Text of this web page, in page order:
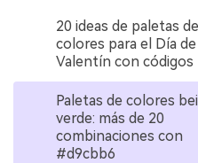
20 ideas de paletas de
colores para el Día
Valentín con códigos
Paletas de colores
verde: más de 20
combinaciones con
#d9cbb6